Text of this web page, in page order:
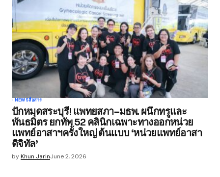
NEWSสื่อสาร
ปักหมุดสระบุรี! แพทยสภา–มธพ. ผนึกทรูและ
พันธมิตร ยกทัพ 52 คลินิกเฉพาะทางออกหน่วย
แพทย์อาสาฯครั้งใหญ่ ต้นแบบ ‘หน่วยแพทย์อาสา
ดิจิทัล’
byKhun JarinJune 2, 2026